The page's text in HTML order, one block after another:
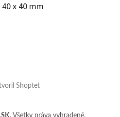
x 40 mm
Shoptet
. Všetky práva vyhradené.